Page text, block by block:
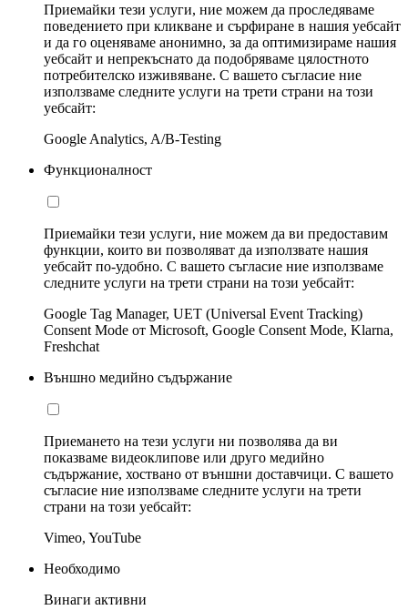
Приемайки тези услуги, ние можем да проследяваме
поведението при кликване и сърфиране в нашия уебсайт
и да го оценяваме анонимно, за да оптимизираме нашия
уебсайт и непрекъснато да подобряваме цялостното
потребителско изживяване. С вашето съгласие ние
използваме следните услуги на трети страни на този
уебсайт:
Google Analytics, A/B-Testing
Функционалност
Приемайки тези услуги, ние можем да ви предоставим
функции, които ви позволяват да използвате нашия
уебсайт по-удобно. С вашето съгласие ние използваме
следните услуги на трети страни на този уебсайт:
Google Tag Manager, UET (Universal Event Tracking)
Consent Mode от Microsoft, Google Consent Mode, Klarna,
Freshchat
Външно медийно съдържание
Приемането на тези услуги ни позволява да ви
показваме видеоклипове или друго медийно
съдържание, хоствано от външни доставчици. С вашето
съгласие ние използваме следните услуги на трети
страни на този уебсайт:
Vimeo, YouTube
Необходимо
Винаги активни